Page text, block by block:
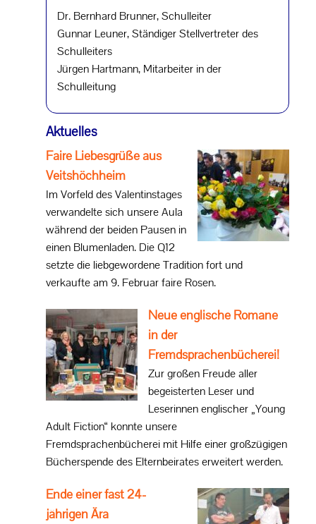
Dr. Bernhard Brunner, Schulleiter
Gunnar Leuner, Ständiger Stellvertreter des
Schulleiters
Jürgen Hartmann, Mitarbeiter in der
Schulleitung
Aktuelles
Faire Liebesgrüße aus
Veitshöchheim
Im Vorfeld des Valentinstages
verwandelte sich unsere Aula
während der beiden Pausen in
einen Blumenladen. Die Q12
setzte die liebgewordene Tradition fort und
verkaufte am 9. Februar faire Rosen.
Neue englische Romane
in der
Fremdsprachenbücherei!
Zur großen Freude aller
begeisterten Leser und
Leserinnen englischer „Young
Adult Fiction“ konnte unsere
Fremdsprachenbücherei mit Hilfe einer großzügigen
Bücherspende des Elternbeirates erweitert werden.
Ende einer fast 24-
jährigen Ära